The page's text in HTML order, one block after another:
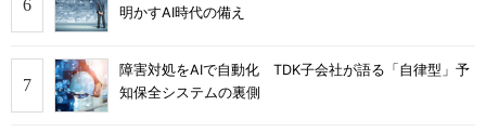
明かすAI時代の備え
障害対処をAIで自動化 TDK子会社が語る「自律型」予
知保全システムの裏側